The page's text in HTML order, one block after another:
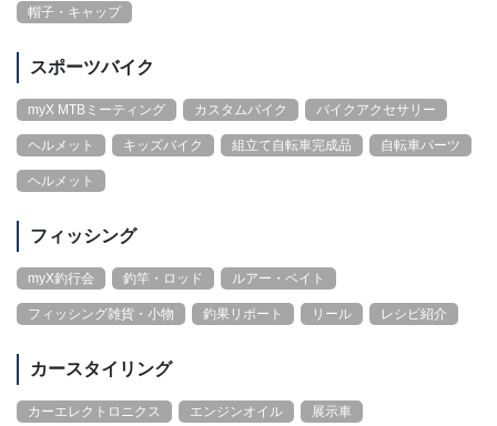
帽子・キャップ
スポーツバイク
myX MTBミーティング カスタムバイク バイクアクセサリー
ヘルメット キッズバイク 組立て自転車完成品 自転車パーツ
ヘルメット
フィッシング
myX釣行会 釣竿・ロッド ルアー・ベイト
フィッシング雑貨・小物 釣果リポート リール レシピ紹介
カースタイリング
カーエレクトロニクス エンジンオイル 展示車